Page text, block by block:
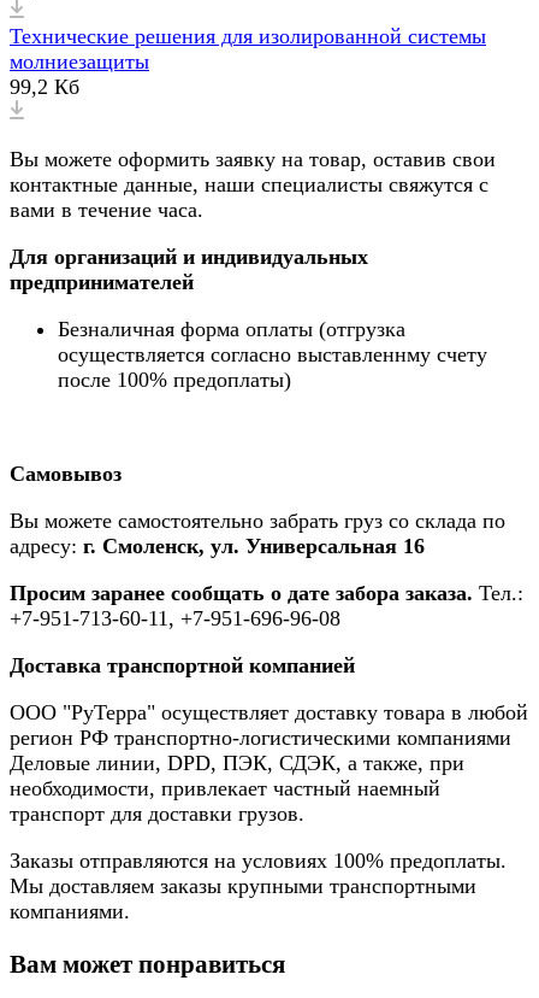
Технические решения для изолированной системы
молниезащиты
99,2 Кб
Вы можете оформить заявку на товар, оставив свои
контактные данные, наши специалисты свяжутся с
вами в течение часа.
Для организаций и индивидуальных
предпринимателей
Безналичная форма оплаты (отгрузка
осуществляется согласно выставленнму счету
после 100% предоплаты)
Самовывоз
Вы можете самостоятельно забрать груз со склада по
адресу: г. Смоленск, ул. Универсальная 16
Просим заранее сообщать о дате забора заказа. Тел.:
+7-951-713-60-11, +7-951-696-96-08
Доставка транспортной компанией
ООО "РуТерра" осуществляет доставку товара в любой
регион РФ транспортно-логистическими компаниями
Деловые линии, DPD, ПЭК, СДЭК, а также, при
необходимости, привлекает частный наемный
транспорт для доставки грузов.
Заказы отправляются на условиях 100% предоплаты.
Мы доставляем заказы крупными транспортными
компаниями.
Вам может понравиться